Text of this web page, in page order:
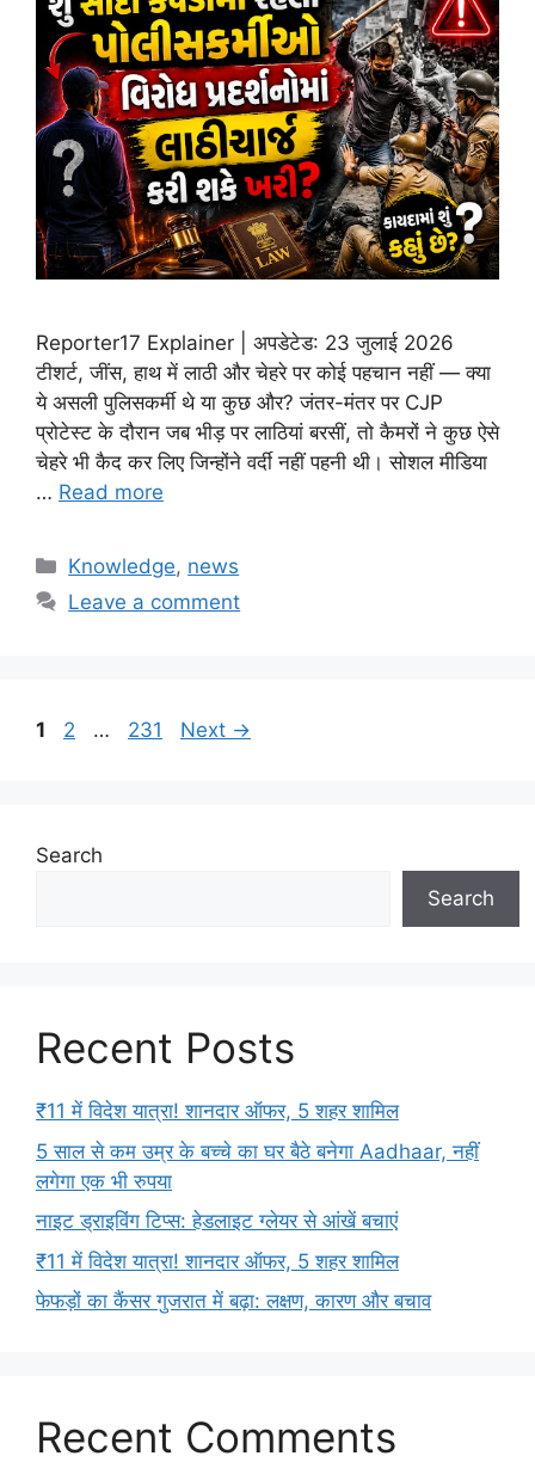
Reporter17 Explainer | अपडेटेड: 23 जुलाई 2026
टीशर्ट, जींस, हाथ में लाठी और चेहरे पर कोई पहचान नहीं — क्या
ये असली पुलिसकर्मी थे या कुछ और? जंतर-मंतर पर CJP
प्रोटेस्ट के दौरान जब भीड़ पर लाठियां बरसीं, तो कैमरों ने कुछ ऐसे
चेहरे भी कैद कर लिए जिन्होंने वर्दी नहीं पहनी थी। सोशल मीडिया
… Read more
Categories
Knowledge, news
Leave a comment
Page
1 Page
2 … Page
231 Next →
Search
Search
Recent Posts
₹11 में विदेश यात्रा! शानदार ऑफर, 5 शहर शामिल
5 साल से कम उम्र के बच्चे का घर बैठे बनेगा Aadhaar, नहीं
लगेगा एक भी रुपया
नाइट ड्राइविंग टिप्स: हेडलाइट ग्लेयर से आंखें बचाएं
₹11 में विदेश यात्रा! शानदार ऑफर, 5 शहर शामिल
फेफड़ों का कैंसर गुजरात में बढ़ा: लक्षण, कारण और बचाव
Recent Comments